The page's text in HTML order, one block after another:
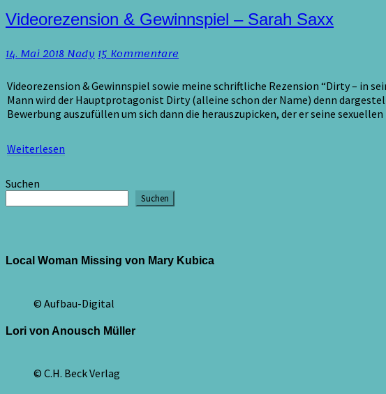
Videorezension
&
–
Saxx
Videorezension & Gewinnspiel – Sarah Saxx
14. Mai 2018NadyKommentare
15 Kommentare
Videorezension & Gewinnspiel sowie meine schriftliche Rezension “Dirty – in
Mann wird der Hauptprotagonist Dirty (alleine schon der Name) denn
Bewerbung auszufüllen um sich dann die herauszupicken, der er seine
Weiterlesen
Suchen
Suchen
Local Woman Missing von Mary Kubica
© Aufbau-Digital
Lori von Anousch Müller
© C.H. Beck Verlag